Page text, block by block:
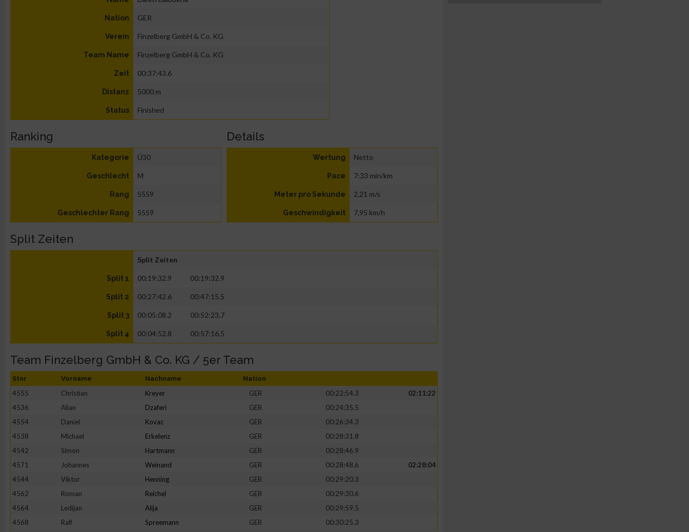
Nation GER
Verein Finzelberg GmbH & Co. KG
Team Name Finzelberg GmbH & Co. KG
Zeit 00:37:43.6
Distanz 5000 m
Status Finished
Ranking
Kategorie Ü30
Geschlecht M
Rang 5559
Geschlechter Rang 5559
Details
Wertung Netto
Pace 7:33 min/km
Meter pro Sekunde 2,21 m/s
Geschwindigkeit 7,95 km/h
Split Zeiten
Split Zeiten
Split 1 00:19:32.9 00:19:32.9
Split 2 00:27:42.6 00:47:15.5
Split 3 00:05:08.2 00:52:23.7
Split 4 00:04:52.8 00:57:16.5
Team Finzelberg GmbH & Co. KG / 5er Team
Stnr Vorname Nachname Nation
4555 Christian Kreyer GER 00:22:54.3
02:11:22
4536
Alian Dzaferi GER
00:24:35.5
4554
Daniel Kovac GER
00:26:34.3
4538
Michael Erkelenz GER
00:28:31.8
4542
Simon Hartmann GER
00:28:46.9
4571
Johannes Weinand GER 00:28:48.6
02:28:04
4544
Viktor Henning GER
00:29:20.3
4562
Roman Reichel GER
00:29:30.6
4564
Ledijan Alija GER
00:29:59.5
4568
Ralf Spreemann GER
00:30:25.3